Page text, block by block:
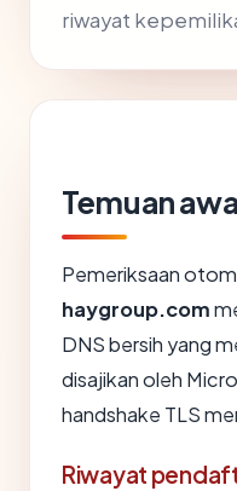
riwayat
Temuan
Pemeriksaan
haygroup.com
DNS bersih yang
disajikan oleh
handshake TLS
Riwayat